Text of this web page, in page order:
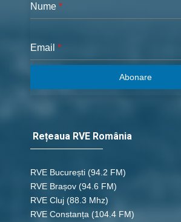
Nume *
Email *
Abonare
Rețeaua RVE România
RVE București (94.2 FM)
RVE Brașov (94.6 FM)
RVE Cluj (88.3 Mhz)
RVE Constanța (104.4 FM)